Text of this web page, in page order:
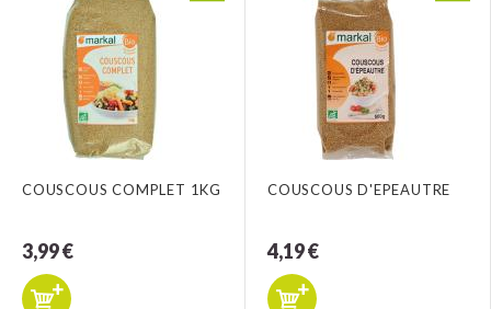
COUSCOUS COMPLET 1KG
3,99 €
COUSCOUS D'EPEAUTRE
4,19 €